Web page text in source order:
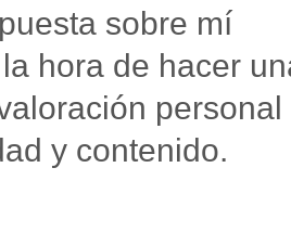
sobre mí
hora de hacer
personal
y contenido.